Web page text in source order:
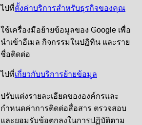
ไปที่ตั้งค่าบริการสำหรับธุรกิจของคุณ
ใช้เครื่องมือย้ายข้อมูลของ Google เพื่อ
นำเข้าอีเมล กิจกรรมในปฏิทิน และราย
ชื่อติดต่อ
ไปที่เกี่ยวกับบริการย้ายข้อมูล
ปรับแต่งรายละเอียดขององค์กรและ
กำหนดค่าการติดต่อสื่อสาร ตรวจสอบ
และยอมรับข้อตกลงในการปฏิบัติตาม